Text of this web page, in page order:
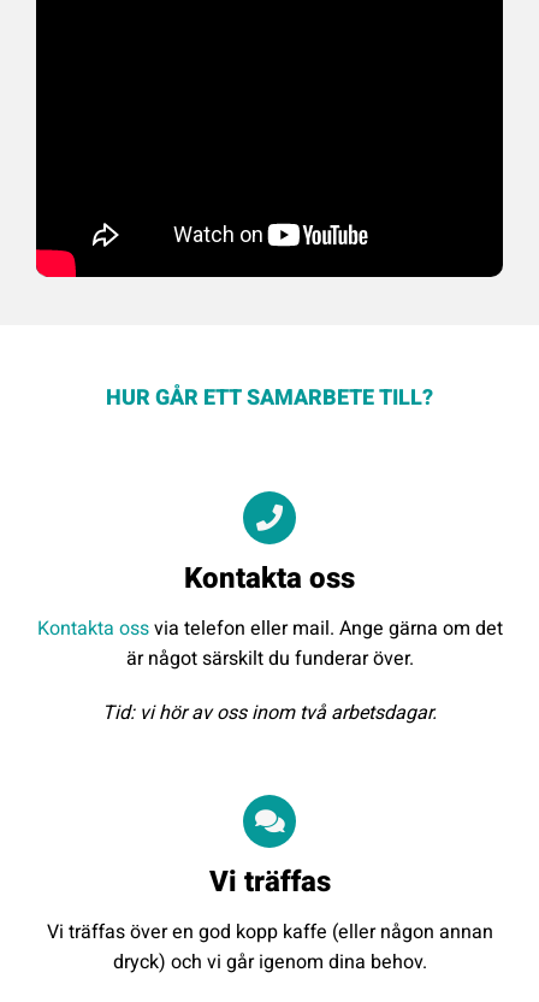
HUR GÅR ETT SAMARBETE TILL?
Kontakta oss
Kontakta ossvia telefon eller mail. Ange gärna om det
är något särskilt du funderar över.
Tid: vi hör av oss inom två arbetsdagar.
Vi träffas
Vi träffas över en god kopp kaffe (eller någon annan
dryck) och vi går igenom dina behov.